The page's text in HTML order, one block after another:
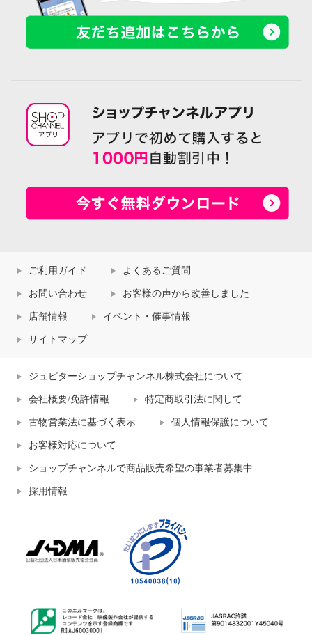
ご利用ガイド よくあるご質問
お問い合わせ お客様の声から改善しました
店舗情報 イベント・催事情報
サイトマップ
ジュピターショップチャンネル株式会社について
会社概要/免許情報 特定商取引法に関して
古物営業法に基づく表示 個人情報保護について
お客様対応について
ショップチャンネルで商品販売希望の事業者募集中
採用情報